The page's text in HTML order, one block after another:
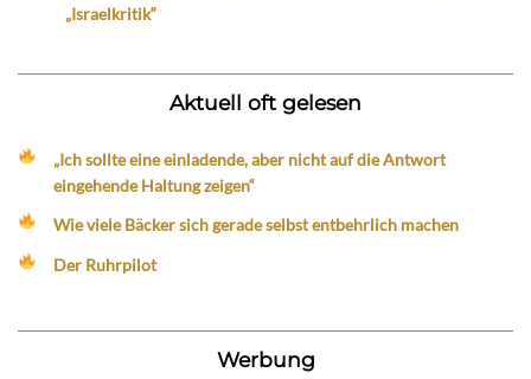
„Israelkritik“
Aktuell oft gelesen
„Ich sollte eine einladende, aber nicht auf die Antwort
eingehende Haltung zeigen“
Wie viele Bäcker sich gerade selbst entbehrlich machen
Der Ruhrpilot
Werbung